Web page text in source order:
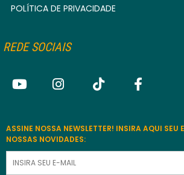
POLÍTICA DE PRIVACIDADE
REDE SOCIAIS
ASSINE NOSSA NEWSLETTER! INSIRA AQUI SEU
NOSSAS NOVIDADES: